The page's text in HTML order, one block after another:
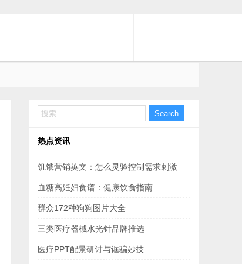
Search
热点资讯
饥饿营销英文：怎么灵验控制需求刺激
血糖高妊妇食谱：健康饮食指南
群众172种狗狗图片大全
三类医疗器械水光针品牌推选
医疗PPT配景研讨与诓骗妙技